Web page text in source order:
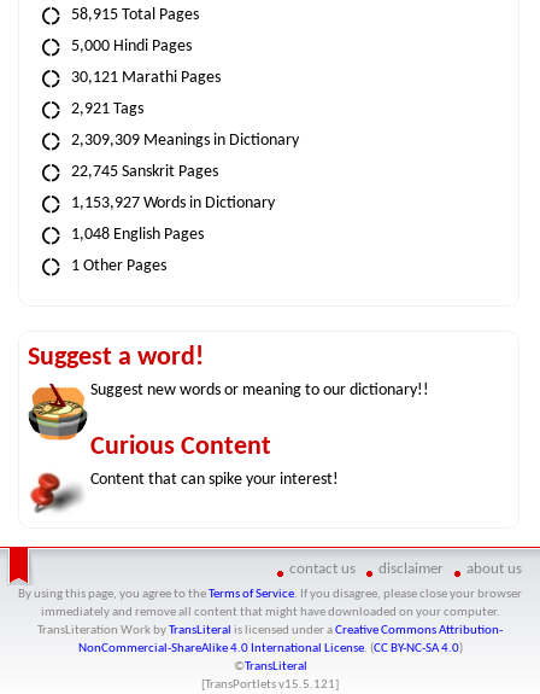
58,915 Total Pages
5,000 Hindi Pages
30,121 Marathi Pages
2,921 Tags
2,309,309 Meanings in Dictionary
22,745 Sanskrit Pages
1,153,927 Words in Dictionary
1,048 English Pages
1 Other Pages
Suggest a word!
Suggest new words or meaning to our dictionary!!
Curious Content
Content that can spike your interest!
contact us disclaimer about us
By using this page, you agree to the Terms of Service. If you disagree, please close your browser
immediately and remove all content that might have downloaded on your computer.
TransLiteration Workby TransLiteral is licensed under aCreative Commons Attribution-
NonCommercial-ShareAlike 4.0 International License. (CC BY-NC-SA 4.0)
©TransLiteral
[TransPortlets v15.5.121